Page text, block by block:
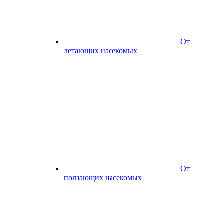
От
летающих насекомых
От
ползающих насекомых